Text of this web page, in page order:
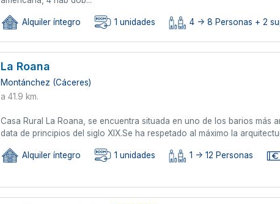
Alquiler íntegro 1 unidades 4 -> 8 Personas + 2
La Roana
Montánchez (Cáceres)
a 41.9 km.
Casa Rural La Roana, se encuentra situada en uno de los barios
data de principios del siglo XIX.Se ha respetado al máximo la
Alquiler íntegro 1 unidades 1 -> 12 Personas